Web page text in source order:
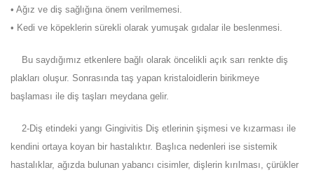
• Ağız ve diş sağlığına önem verilmemesi.
• Kedi ve köpeklerin sürekli olarak yumuşak gıdalar ile beslenmesi.
Bu saydığımız etkenlere bağlı olarak öncelikli açık sarı renkte diş
plakları oluşur. Sonrasında taş yapan kristaloidlerin birikmeye
başlaması ile diş taşları meydana gelir.
2-Diş etindeki yangı Gingivitis Diş etlerinin şişmesi ve kızarması ile
kendini ortaya koyan bir hastalıktır. Başlıca nedenleri ise sistemik
hastalıklar, ağızda bulunan yabancı cisimler, dişlerin kırılması, çürükler